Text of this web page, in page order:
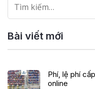
Bài viết mới
Phí, lệ phí
online